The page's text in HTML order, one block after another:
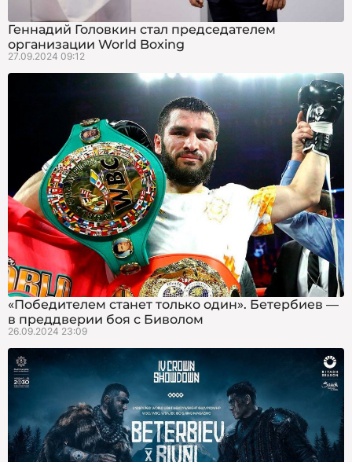
Геннадий Головкин стал председателем
организации World Boxing
27.09.2024 09:12
«Победителем станет только один». Бетербиев —
в преддверии боя с Биволом
26.09.2024 23:09